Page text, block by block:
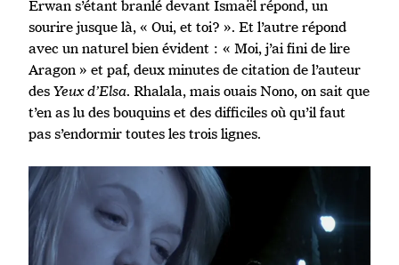
Erwan s’étant branlé devant Ismaël répond, un
sourire jusque là, « Oui, et toi? ». Et l’autre répond
avec un naturel bien évident : « Moi, j’ai fini de lire
Aragon » et paf, deux minutes de citation de l’auteur
desYeux d’Elsa. Rhalala, mais ouais Nono, on sait que
t’en as lu des bouquins et des difficiles où qu’il faut
pas s’endormir toutes les trois lignes.